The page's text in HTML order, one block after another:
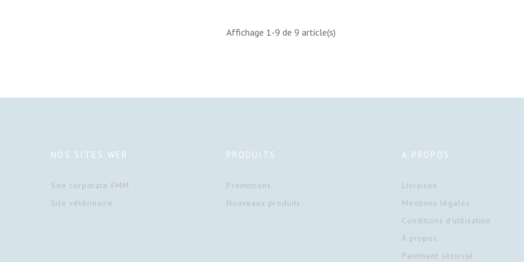
Affichage 1-9 de 9 article(s)
NOS SITES WEB
Site corporate FMM
Site vétérinaire
PRODUITS
Promotions
Nouveaux produits
A PROPOS
Livraison
Mentions légales
Conditions d'utilisation
À propos
Paiement sécurisé